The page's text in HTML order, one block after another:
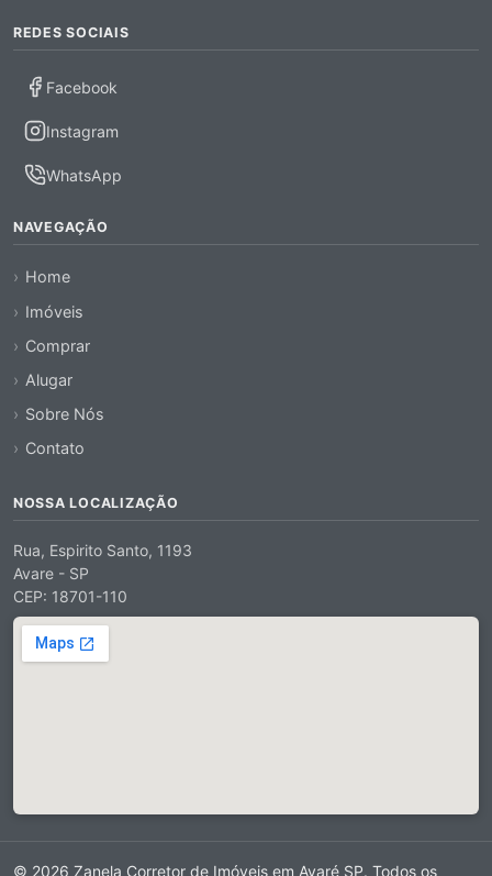
REDES SOCIAIS
Facebook
Instagram
WhatsApp
NAVEGAÇÃO
Home
Imóveis
Comprar
Alugar
Sobre Nós
Contato
NOSSA LOCALIZAÇÃO
Rua, Espirito Santo, 1193
Avare - SP
CEP: 18701-110
© 2026 Zanela Corretor de Imóveis em Avaré SP. Todos os